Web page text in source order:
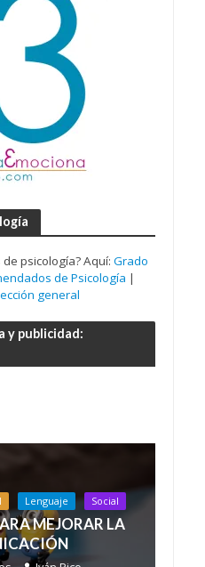
psicología? Aquí: Grado
de Psicología |
general
y publicidad:
Lenguaje Social
MEJORAR LA